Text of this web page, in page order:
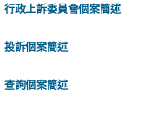
行政上訴委員會個案簡述
投訴個案簡述
查詢個案簡述